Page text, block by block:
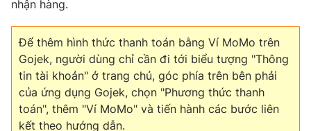
Cơ quan báo chí:
cấp ngày 29/12/2023
Tổng Biên tập:Vũ Thanh Thủy
Phó Tổng Biên tập:Nguyễn Thị Mỹ Hạnh, Phạm Quốc Thắng,
Nguyễn Trọng Ninh
Tổng đài VTV: 024.38 355 931 - 024.38 355 932
nhận hàng.
Để thêm hình thức thanh toán bằng Ví MoMo trên
Gojek, người dùng chỉ cần đi tới biểu tượng "Thông
tin tài khoản" ở trang chủ, góc phía trên bên phải
của ứng dụng Gojek, chọn "Phương thức thanh
toán", thêm "Ví MoMo" và tiến hành các bước liên
kết theo hướng dẫn.